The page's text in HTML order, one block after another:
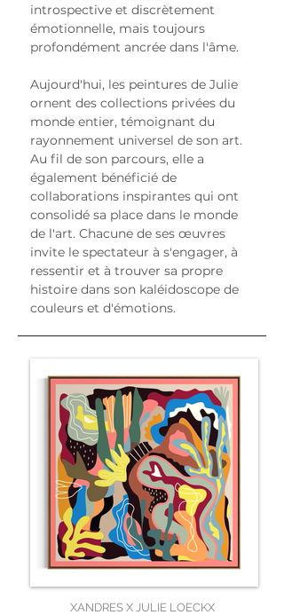
introspective et discrètement
émotionnelle, mais toujours
profondément ancrée dans l'âme.
Aujourd'hui, les peintures de Julie
ornent des collections privées du
monde entier, témoignant du
rayonnement universel de son art.
Au fil de son parcours, elle a
également bénéficié de
collaborations inspirantes qui ont
consolidé sa place dans le monde
de l'art. Chacune de ses œuvres
invite le spectateur à s'engager, à
ressentir et à trouver sa propre
histoire dans son kaléidoscope de
couleurs et d'émotions.
XANDRES X JULIE LOECKX